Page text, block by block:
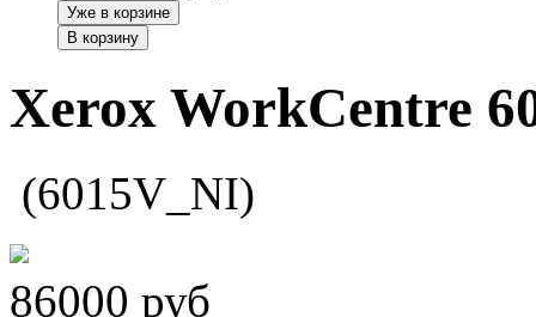
Уже в корзине
В корзину
Xerox WorkCentre
(6015V_NI)
86000 руб